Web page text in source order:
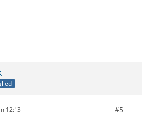
12:13 #5